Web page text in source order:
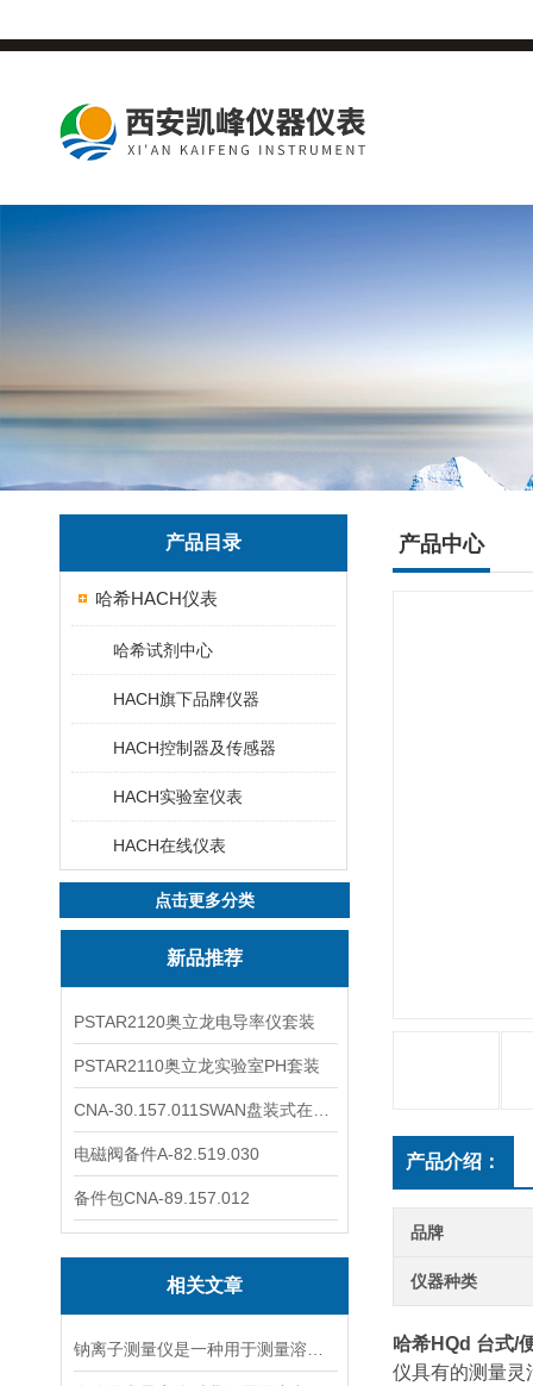
产品目录
哈希HACH仪表
哈希试剂中心
HACH旗下品牌仪器
HACH控制器及传感器
HACH实验室仪表
HACH在线仪表
点击更多分类
新品推荐
PSTAR2120奥立龙电导率仪套装
PSTAR2110奥立龙实验室PH套装
电磁阀备件A-82.519.030
备件包CNA-89.157.012
相关文章
产品中心
产品介绍：
品牌
仪器种类
哈希HQd 台式/
仪具有的测量灵